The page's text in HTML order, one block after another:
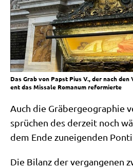
Das Grab von Papst Pius V., der nach
ent das Mis­sa­le Roma­num reformierte
Auch die Grä­ber­geo­gra­phie
sprü­chen des der­zeit noch
dem Ende zunei­gen­den
Die Bilanz der ver­gan­ge­nen